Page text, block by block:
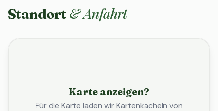
Standort & Anfahrt
Karte anzeigen?
Für die Karte laden wir Kartenkacheln von